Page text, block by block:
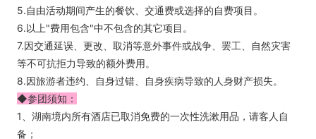
5.自由活动期间产生的餐饮、交通费或选择的自费项目。
6.以上"费用包含"中不包含的其它项目。
7.因交通延误、更改、取消等意外事件或战争、罢工、自然灾害
等不可抗拒力导致的额外费用。
8.因旅游者违约、自身过错、自身疾病导致的人身财产损失。
◆参团须知：
1、湖南境内所有酒店已取消免费的一次性洗漱用品，请客人自
备；